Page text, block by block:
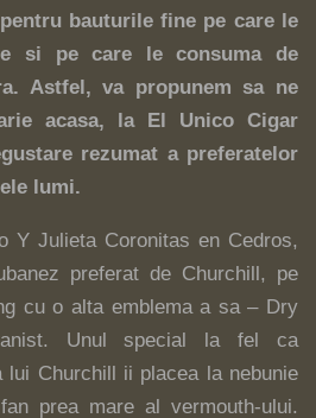
bauturile fine pe care le
si pe care le consuma de
Astfel, va propunem sa ne
acasa, la El Unico Cigar
rezumat a preferatelor
lumi.
Y Julieta Coronitas en Cedros,
preferat de Churchill, pe
cu o alta emblema a sa – Dry
Unul special la fel ca
lui Churchill ii placea la nebunie
prea mare al vermouth-ului.